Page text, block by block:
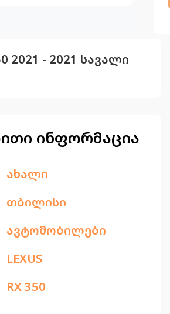
2021 - 2021 სავალი
ინფორმაცია
ახალი
თბილისი
ავტომობილები
LEXUS
RX 350